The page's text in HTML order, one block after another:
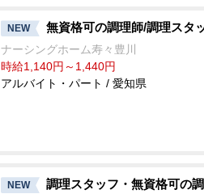
NEW 無資格可の調理師/調理スタ
ナーシングホーム寿々豊川
時給1,140円～1,440円
アルバイト・パート / 愛知県
NEW
調理スタッフ・無資格可の